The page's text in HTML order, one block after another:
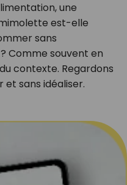
une
est-elle
sans
Comme souvent en
contexte. Regardons
et sans idéaliser.